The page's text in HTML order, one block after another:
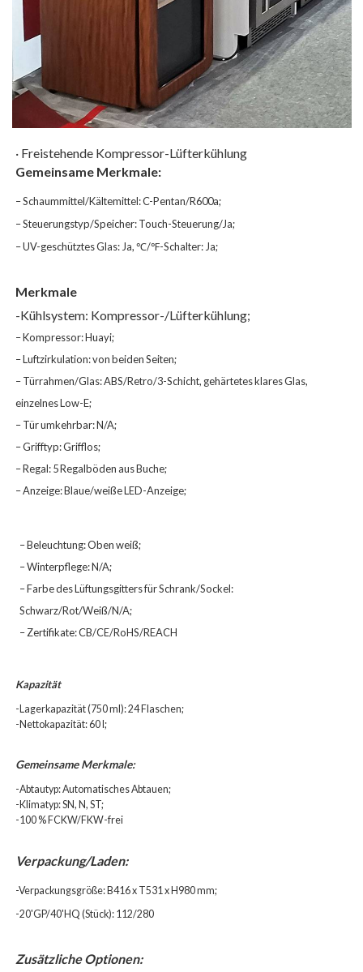
· Freistehende Kompressor-Lüfterkühlung
Gemeinsame Merkmale:
– Schaummittel/Kältemittel: C-Pentan/R600a;
– Steuerungstyp/Speicher: Touch-Steuerung/Ja;
– UV-geschütztes Glas: Ja, ℃/℉-Schalter: Ja;
Merkmale
-Kühlsystem: Kompressor-/Lüfterkühlung;
– Kompressor: Huayi;
– Luftzirkulation: von beiden Seiten;
– Türrahmen/Glas: ABS/Retro/3-Schicht, gehärtetes klares Glas,
einzelnes Low-E;
– Tür umkehrbar: N/A;
– Grifftyp: Grifflos;
– Regal: 5 Regalböden aus Buche;
– Anzeige: Blaue/weiße LED-Anzeige;
– Beleuchtung: Oben weiß;
– Winterpflege: N/A;
– Farbe des Lüftungsgitters für Schrank/Sockel:
Schwarz/Rot/Weiß/N/A;
– Zertifikate: CB/CE/RoHS/REACH
Kapazität
-Lagerkapazität (750 ml): 24 Flaschen;
-Nettokapazität: 60 l;
Gemeinsame Merkmale:
-Abtautyp: Automatisches Abtauen;
-Klimatyp: SN, N, ST;
-100 % FCKW/FKW-frei
Verpackung/Laden:
-Verpackungsgröße: B416 x T531 x H980 mm;
-20'GP/40'HQ (Stück): 112/280
Zusätzliche Optionen: